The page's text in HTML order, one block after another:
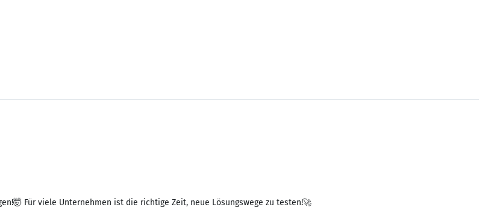
Für viele Unternehmen ist die richtige Zeit, neue Lösungswege zu testen!🚀